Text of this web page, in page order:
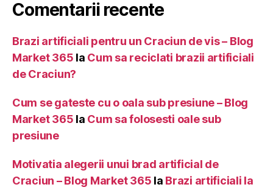
Comentarii recente
Brazi artificiali pentru un Craciun de vis – Blog
Market 365 la Cum sa reciclati brazii artificiali
de Craciun?
Cum se gateste cu o oala sub presiune – Blog
Market 365 la Cum sa folosesti oale sub
presiune
Motivatia alegerii unui brad artificial de
Craciun – Blog Market 365 la Brazi artificiali la